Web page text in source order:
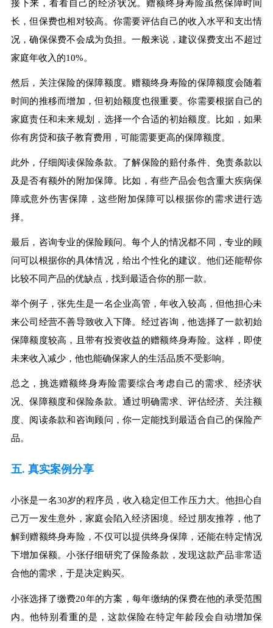
接下来，看看自己的经济状况。赠额终身寿险虽然保障时间
长，但保费也相对较高。你需要评估自己的收入水平和支出情
况，确保保费不会成为负担。一般来说，建议保费支出不超过
家庭年收入的10%。
然后，关注保险的保障额度。赠额终身寿险的保障额度会随着
时间的推移而增加，但初始额度也很重要。你需要根据自己的
家庭责任和未来规划，选择一个合适的初始额度。比如，如果
你有房贷和孩子教育费用，可能需要更高的保障额度。
此外，仔细阅读保险条款。了解保险的赔付条件、免责条款以
及是否有额外的附加保障。比如，有些产品会包含重大疾病保
障或意外伤害保障，这些附加保障可以根据你的需求进行选
择。
最后，咨询专业的保险顾问。每个人的情况都不同，专业的顾
问可以根据你的具体情况，给出个性化的建议。他们还能帮你
比较不同产品的优缺点，找到最适合你的那一款。
举个例子，张先生是一名企业高管，年收入较高，但他担心未
来公司经营不善导致收入下降。经过咨询，他选择了一款初始
保障额度较高，且带有投资收益的赠额终身寿险。这样，即使
未来收入减少，他也能确保家人的生活品质不受影响。
总之，挑选赠额终身寿险需要综合考虑自己的需求、经济状
况、保障额度和保险条款。通过明确需求、评估经济、关注额
度、阅读条款和咨询顾问，你一定能找到最适合自己的保险产
品。
五. 真实案例分享
小张是一名30岁的程序员，收入稳定但工作压力大。他担心自
己万一发生意外，家庭会陷入经济困境。经过朋友推荐，他了
解到赠额终身寿险，不仅可以提供终身保障，还能在特定情况
下增加保额。小张仔细研究了保险条款，发现这款产品非常适
合他的需求，于是决定购买。
小张选择了缴费20年的方案，每年缴纳的保费在他的承受范围
内。他特别看重的是，这款保险在特定年龄段会自动增加保